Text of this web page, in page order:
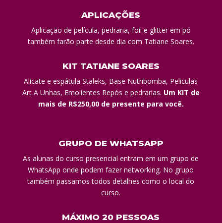
APLICAÇÕES
Aplicação de película, pedraria, foil e glitter em pó
também farão parte desde dia com Tatiane Soares.
KIT TATIANE SOARES
Alicate e espátula Staleks, Base Nutribomba, Peliculas
Art A Unhas, Emolientes Repós e pedrarias. Um KIT de
mais de R$250,00 de presente para você.
GRUPO DE WHATSAPP
As alunas do curso presencial entram em um grupo de
WhatsApp onde podem fazer networking. No grupo
também passamos todos detalhes como o local do
curso.
MÁXIMO 20 PESSOAS